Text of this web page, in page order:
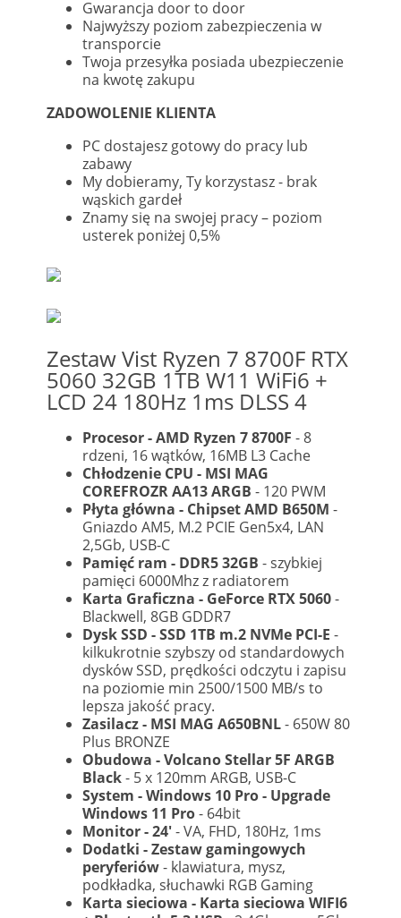
Gwarancja door to door
Najwyższy poziom zabezpieczenia w
transporcie
Twoja przesyłka posiada ubezpieczenie
na kwotę zakupu
ZADOWOLENIE KLIENTA
PC dostajesz gotowy do pracy lub
zabawy
My dobieramy, Ty korzystasz - brak
wąskich gardeł
Znamy się na swojej pracy – poziom
usterek poniżej 0,5%
Zestaw Vist Ryzen 7 8700F RTX
5060 32GB 1TB W11 WiFi6 +
LCD 24 180Hz 1ms DLSS 4
Procesor - AMD Ryzen 7 8700F - 8
rdzeni, 16 wątków, 16MB L3 Cache
Chłodzenie CPU - MSI MAG
COREFROZR AA13 ARGB - 120 PWM
Płyta główna - Chipset AMD B650M -
Gniazdo AM5, M.2 PCIE Gen5x4, LAN
2,5Gb, USB-C
Pamięć ram - DDR5 32GB - szybkiej
pamięci 6000Mhz z radiatorem
Karta Graficzna - GeForce RTX 5060-
Blackwell, 8GB GDDR7
Dysk SSD - SSD 1TB m.2 NVMe PCI-E -
kilkukrotnie szybszy od standardowych
dysków SSD, prędkości odczytu i zapisu
na poziomie min 2500/1500 MB/s to
lepsza jakość pracy.
Zasilacz - MSI MAG A650BNL- 650W 80
Plus BRONZE
Obudowa - Volcano Stellar 5F ARGB
Black- 5 x 120mm ARGB, USB-C
System - Windows 10 Pro - Upgrade
Windows 11 Pro- 64bit
Monitor - 24'- VA, FHD, 180Hz, 1ms
Dodatki - Zestaw gamingowych
peryferiów- klawiatura, mysz,
podkładka, słuchawki RGB Gaming
Karta sieciowa - Karta sieciowa WIFI6